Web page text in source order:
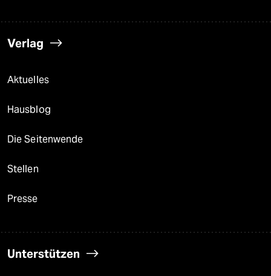
Verlag
Aktuelles
Hausblog
Die Seitenwende
Stellen
Presse
Unterstützen